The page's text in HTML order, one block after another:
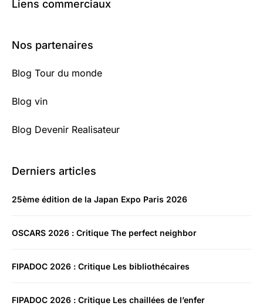
Liens commerciaux
Nos partenaires
Blog Tour du monde
Blog vin
Blog Devenir Realisateur
Derniers articles
25ème édition de la Japan Expo Paris 2026
OSCARS 2026 : Critique The perfect neighbor
FIPADOC 2026 : Critique Les bibliothécaires
FIPADOC 2026 : Critique Les chaillées de l’enfer